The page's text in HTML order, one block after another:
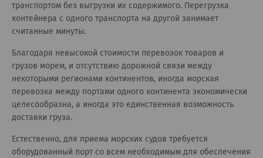
транспортом без выгрузки их содержимого. Перегрузка
контейнера с одного транспорта на другой занимает
считанные минуты.
Благодаря невысокой стоимости перевозок товаров и
грузов морем, и отсутствию дорожной связи между
некоторыми регионами континентов, иногда морская
перевозка между портами одного континента экономически
целесообразна, а иногда это единственная возможность
доставки груза.
Естественно, для приема морских судов требуется
оборудованный порт со всем необходимым для обеспечения